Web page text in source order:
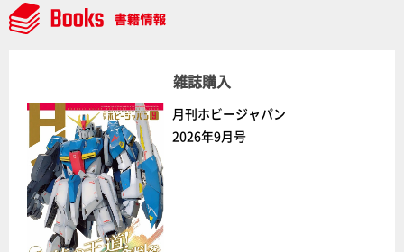
中】
雑誌購入
月刊ホビージャパン
2026年9月号